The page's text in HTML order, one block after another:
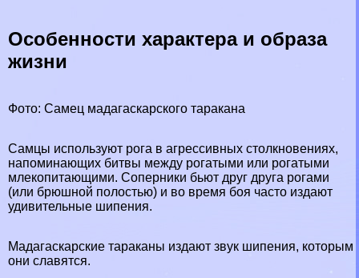
Особенности хаpaктера и образа
жизни
Фото: Самец мадагаскарского таpaкана
Самцы используют рога в агрессивных столкновениях,
напоминающих битвы между рогатыми или рогатыми
млекопитающими. Соперники бьют друг друга рогами
(или брюшной полостью) и во время боя часто издают
удивительные шипения.
Мадагаскарские таpaканы издают звук шипения, которым
они славятся.